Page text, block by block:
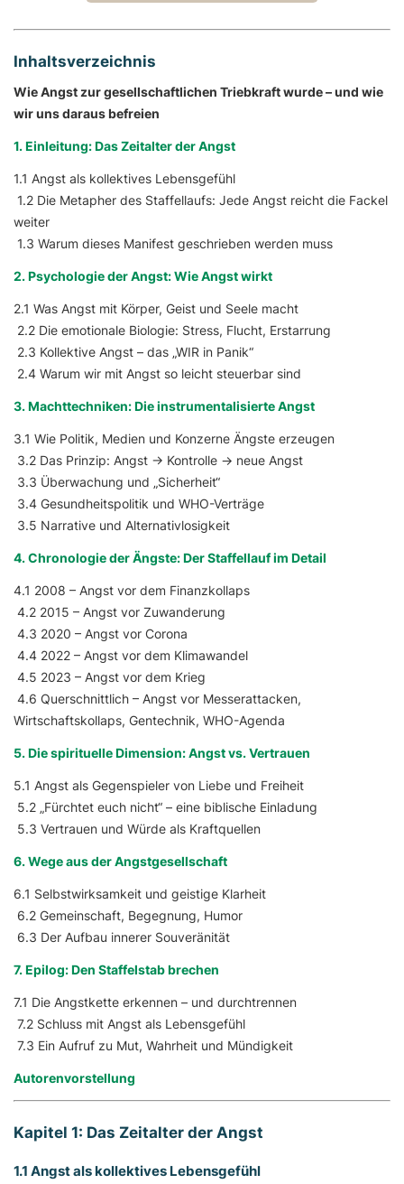
Inhaltsverzeichnis
Wie Angst zur gesellschaftlichen Triebkraft wurde – und wie
wir uns daraus befreien
1. Einleitung: Das Zeitalter der Angst
1.1 Angst als kollektives Lebensgefühl
1.2 Die Metapher des Staffellaufs: Jede Angst reicht die Fackel
weiter
1.3 Warum dieses Manifest geschrieben werden muss
2. Psychologie der Angst: Wie Angst wirkt
2.1 Was Angst mit Körper, Geist und Seele macht
2.2 Die emotionale Biologie: Stress, Flucht, Erstarrung
2.3 Kollektive Angst – das „WIR in Panik“
2.4 Warum wir mit Angst so leicht steuerbar sind
3. Machttechniken: Die instrumentalisierte Angst
3.1 Wie Politik, Medien und Konzerne Ängste erzeugen
3.2 Das Prinzip: Angst → Kontrolle → neue Angst
3.3 Überwachung und „Sicherheit“
3.4 Gesundheitspolitik und WHO-Verträge
3.5 Narrative und Alternativlosigkeit
4. Chronologie der Ängste: Der Staffellauf im Detail
4.1 2008 – Angst vor dem Finanzkollaps
4.2 2015 – Angst vor Zuwanderung
4.3 2020 – Angst vor Corona
4.4 2022 – Angst vor dem Klimawandel
4.5 2023 – Angst vor dem Krieg
4.6 Querschnittlich – Angst vor Messerattacken,
Wirtschaftskollaps, Gentechnik, WHO-Agenda
5. Die spirituelle Dimension: Angst vs. Vertrauen
5.1 Angst als Gegenspieler von Liebe und Freiheit
5.2 „Fürchtet euch nicht“ – eine biblische Einladung
5.3 Vertrauen und Würde als Kraftquellen
6. Wege aus der Angstgesellschaft
6.1 Selbstwirksamkeit und geistige Klarheit
6.2 Gemeinschaft, Begegnung, Humor
6.3 Der Aufbau innerer Souveränität
7. Epilog: Den Staffelstab brechen
7.1 Die Angstkette erkennen – und durchtrennen
7.2 Schluss mit Angst als Lebensgefühl
7.3 Ein Aufruf zu Mut, Wahrheit und Mündigkeit
Autorenvorstellung
Kapitel 1: Das Zeitalter der Angst
1.1 Angst als kollektives Lebensgefühl